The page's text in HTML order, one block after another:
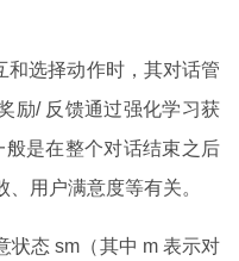
和选择动作时，其对话管
励/ 反馈通过强化学习获
是在整个对话结束之后
用户满意度等有关。
状态 sm（其中 m 表示对